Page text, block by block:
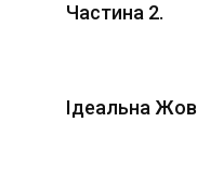
Частина 2.
Ідеальна